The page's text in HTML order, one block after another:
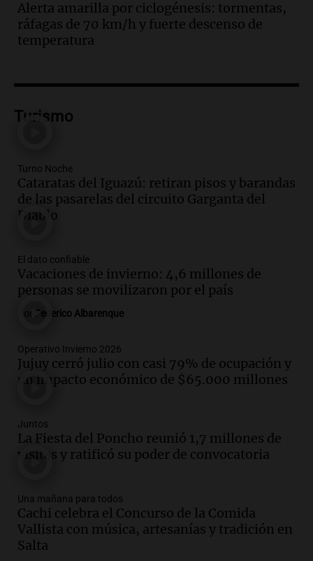
en Córdoba: lluvias y viento fuerte para
hoy
Noticias
solidaria que reunirá más de 140 autos
Radioinforme 3
Norte muestra una leve baja en el costo
para 10 personas
Noticias
Episodios
Córdoba homenajeó a León XIV con una
pizza esculpida con su rostro
Radioinforme 3
la visita del Papa León XIV a Argentina
Panorama Federal
Episodios
con gol de Azcácibar en un sólido
desempeño del equipo
Noticias
Audio.
Boca Juniors obtiene una vital
victoria ante Estudiantes gracias al gol
de Santiago Azcácibar
Alerta amarilla por ciclogénesis: tormentas,
ráfagas de 70 km/h y fuerte descenso de
temperatura
Turismo
Turno Noche
Cataratas del Iguazú: retiran pisos y barandas
de las pasarelas del circuito Garganta del
Diablo
El dato confiable
Vacaciones de invierno: 4,6 millones de
personas se movilizaron por el país
Federico Albarenque
Operativo Invierno 2026
Jujuy cerró julio con casi 79% de ocupación y
un impacto económico de $65.000 millones
Juntos
La Fiesta del Poncho reunió 1,7 millones de
visitas y ratificó su poder de convocatoria
Una mañana para todos
Cachi celebra el Concurso de la Comida
Vallista con música, artesanías y tradición en
Salta